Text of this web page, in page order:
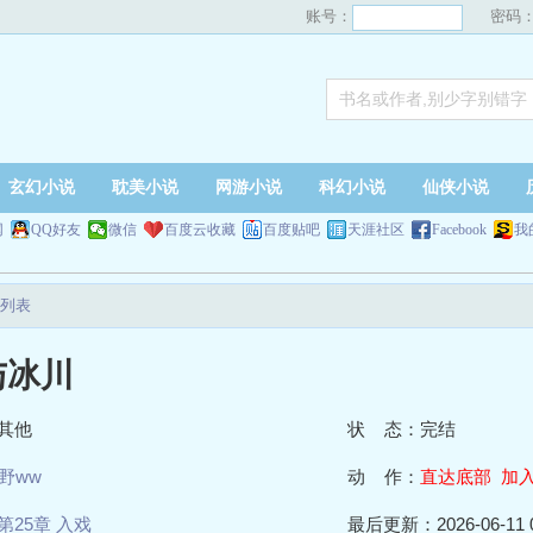
账号： 密码
玄幻小说 耽美小说 网游小说 科幻小说 仙侠小说
QQ好友 微信 百度云收藏 百度贴吧 天涯社区 Facebook 我
表
川
他 状 态：完结
ww 动 作： 直达底部 加
25章 入戏 最后更新：2026-06-11